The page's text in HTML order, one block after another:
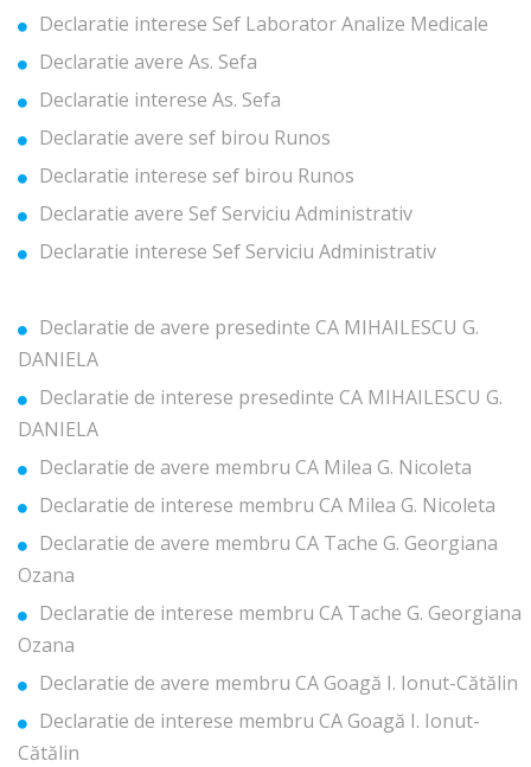
Declaratie interese Sef Laborator Analize Medicale
Declaratie avere As. Sefa
Declaratie interese As. Sefa
Declaratie avere sef birou Runos
Declaratie interese sef birou Runos
Declaratie avere Sef Serviciu Administrativ
Declaratie interese Sef Serviciu Administrativ
Declaratie de avere presedinte CA MIHAILESCU G.
DANIELA
Declaratie de interese presedinte CA MIHAILESCU G.
DANIELA
Declaratie de avere membru CA Milea G. Nicoleta
Declaratie de interese membru CA Milea G. Nicoleta
Declaratie de avere membru CA Tache G. Georgiana
Ozana
Declaratie de interese membru CA Tache G. Georgiana
Ozana
Declaratie de avere membru CA Goagă I. Ionut-Cătălin
Declaratie de interese membru CA Goagă I. Ionut-
Cătălin